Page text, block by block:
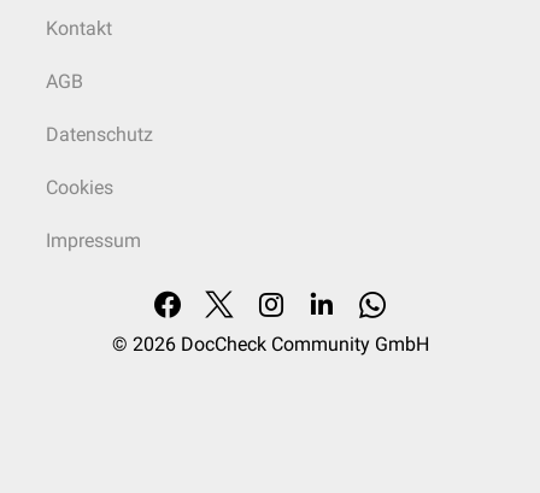
Kontakt
AGB
Datenschutz
Cookies
Impressum
© 2026 DocCheck Community GmbH